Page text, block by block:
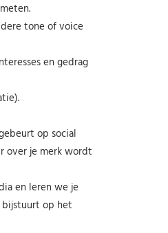
tone of voice
en gedrag
op social
over je merk wordt
en leren we je
bijstuurt op het